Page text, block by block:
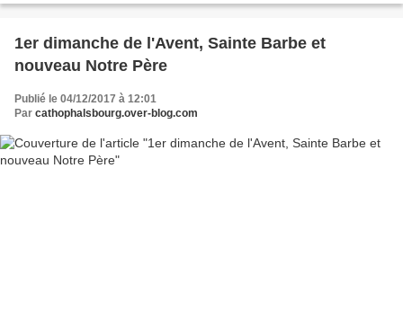
1er dimanche de l'Avent, Sainte Barbe et
nouveau Notre Père
Publié le 04/12/2017 à 12:01
Par cathophalsbourg.over-blog.com